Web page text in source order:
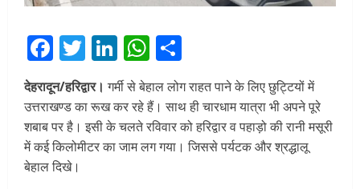
Facebook
Twitter
LinkedIn
WhatsApp
देहरादून/हरिद्वार। गर्मी से बेहाल लोग राहत पाने के लिए छुट्टियों में
उत्तराखण्ड का रूख कर रहे हैं। साथ ही चारधाम यात्रा भी अपने पूरे
शबाब पर है। इसी के चलते रविवार को हरिद्वार व पहाड़ो की रानी मसूरी
में कई किलोमीटर का जाम लग गया। जिससे पर्यटक और श्रद्धालू
बेहाल दिखे।